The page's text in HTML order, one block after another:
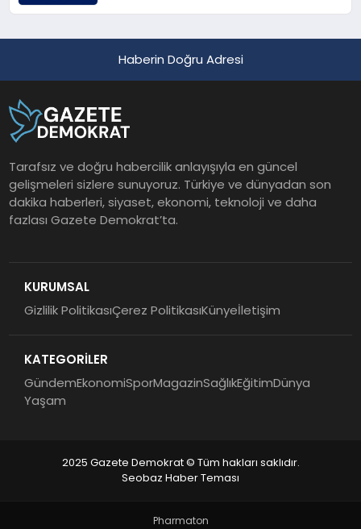
Haberin Doğru Adresi
Tarafsız ve doğru habercilik anlayışıyla en güncel
gelişmeleri sizlere sunuyoruz. Türkiye ve dünyadan son
dakika haberleri, siyaset, ekonomi, teknoloji ve daha
fazlası Gazete Demokrat’ta.
KURUMSAL
Gizlilik PolitikasıÇerez PolitikasıKünyeİletişim
KATEGORİLER
GündemEkonomiSporMagazinSağlıkEğitimDünya
Yaşam
2025 Gazete Demokrat © Tüm hakları saklıdır.
Seobaz Haber Teması
Pharmaton